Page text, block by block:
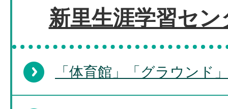
新里生涯学習セ
「体育館」「グラウンド